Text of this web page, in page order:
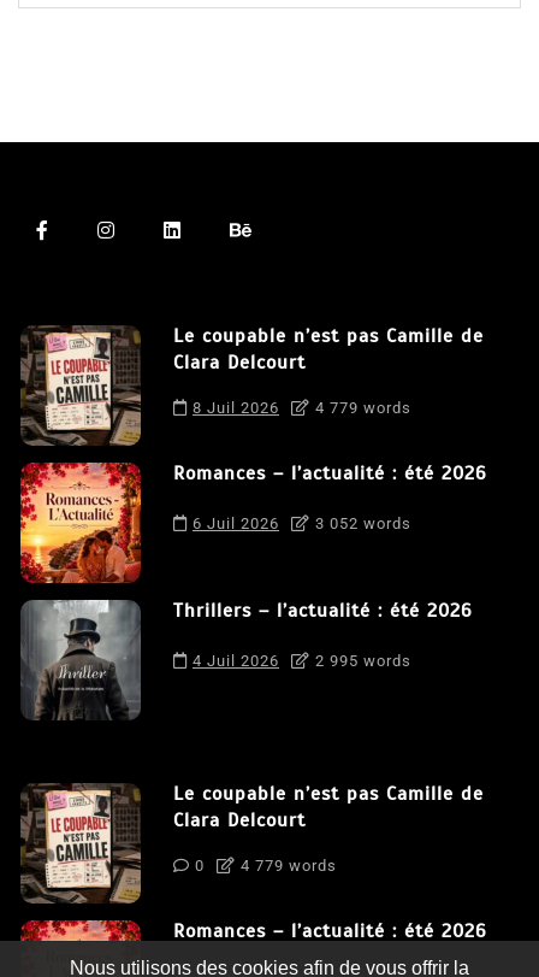
Le coupable n’est pas Camille de
Clara Delcourt
8 Juil 2026 4 779 words
Romances – l’actualité : été 2026
6 Juil 2026 3 052 words
Thrillers – l’actualité : été 2026
4 Juil 2026 2 995 words
Le coupable n’est pas Camille de
Clara Delcourt
0 4 779 words
Romances – l’actualité : été 2026
Nous utilisons des cookies afin de vous offrir la